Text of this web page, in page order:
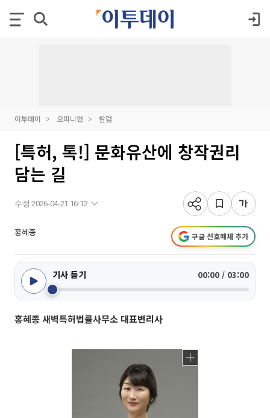
이투데이 오피니언 칼럼
[특허, 톡!] 문화유산에 창작권리
담는 길
수정 2026-04-21 16:12
홍혜종 구글 선호매체 추가
기사 듣기 00:00 / 03:00
홍혜종 새벽특허법률사무소 대표변리사